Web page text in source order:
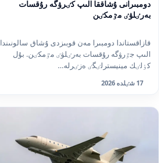
دومبىرانى ۇشاققا الىپ كٸرۋگە رۇقسات
بەرٸلۋٸ مٷمكٸن
قازاقستاندا دومبىرا مەن قوبىزدى ۇشاق سالونىندا
الىپ جٷرۋگە رۇقسات بەرٸلۋٸ مٷمكٸن. بۇل
كٶلٸك مينيسترلٸگٸ ەزٸرلە...
17 شٸلدە 2026